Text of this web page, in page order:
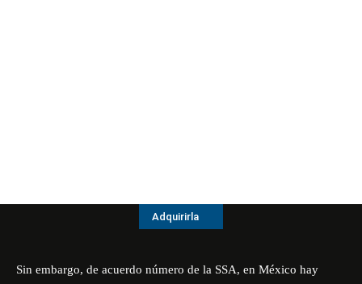
Adquirirla
Sin embargo, de acuerdo número de la SSA, en México hay